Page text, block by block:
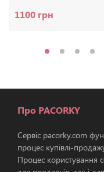
1100 грн
Про PACORKY
Сервіс pacorky.com
процес купівлі-
Процес користування